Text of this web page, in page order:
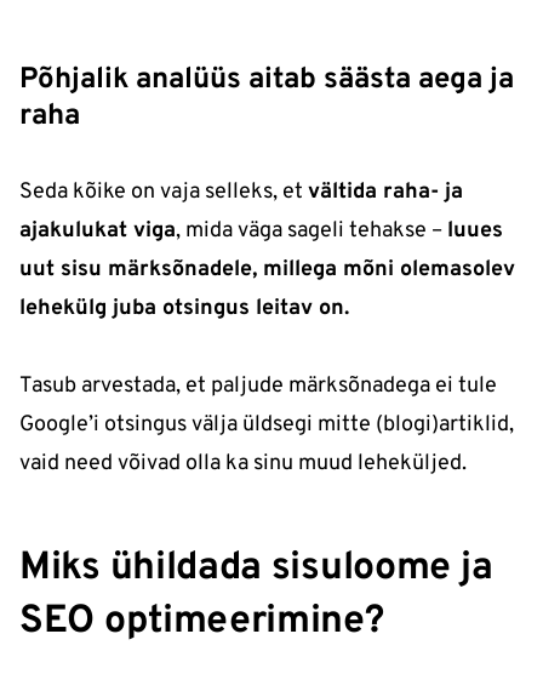
Põhjalik analüüs aitab säästa aega ja
raha
Seda kõike on vaja selleks, et vältida raha- ja
ajakulukat viga, mida väga sageli tehakse – luues
uut sisu märksõnadele, millega mõni olemasolev
lehekülg juba otsingus leitav on.
Tasub arvestada, et paljude märksõnadega ei tule
Google’i otsingus välja üldsegi mitte (blogi)artiklid,
vaid need võivad olla ka sinu muud leheküljed.
Miks ühildada sisuloome ja
SEO optimeerimine?